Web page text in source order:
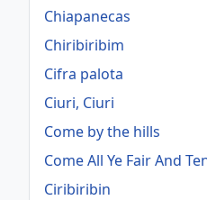
Chiapanecas
Chiribiribim
Cifra palota
Ciuri, Ciuri
Come by the hills
Come All Ye Fair And
Ciribiribin